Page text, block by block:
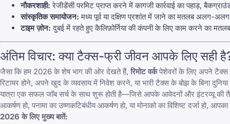
नौकरशाही: रेजीडेंसी परमिट प्राप्त करने में कागजी कार्रवाई का पहाड़,
सांस्कृतिक समायोजन: मध्य पूर्व या दक्षिण प्रशांत में जाने का मतलब अलग-
टाइम ज़ोन: दुबई में रहते हुए कैलिफ़ोर्निया की कंपनी के लिए काम करने का
अंतिम विचार: क्या टैक्स-फ्री जीवन आपके लिए सही
जैसा कि हम 2026 के शेष भाग की ओर देखते हैं, रिमोट वर्कपेशेवरों के लिए अपने टैक्स
रिटायर होने, अपने खुद के व्यवसाय में निवेश करने, या भारी टैक्स के बोझ के बिना दुनिया
यात्रा एक सफल जॉब सर्च के साथ शुरू होती है—जिसे आपके आवेदनों और इंटरव्यू की
आकर्षण हो, पनामा का उष्णकटिबंधीय आकर्षण हो, या मोनाको का विशिष्ट दर्जा हो,
2026 के लिए मुख्य बातें: